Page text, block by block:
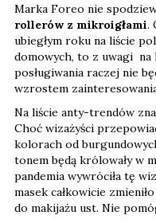
Marka Foreo nie
rollerów z mikroigłami.
ubiegłym roku na liście
domowych, to z uwagi na
posługiwania raczej nie
wzrostem
Na liście anty-trendów
Choć wizażyści
kolorach od
tonem będą królowały w
pandemia wywróciła tę
masek całkowicie
do makijażu ust. Nie